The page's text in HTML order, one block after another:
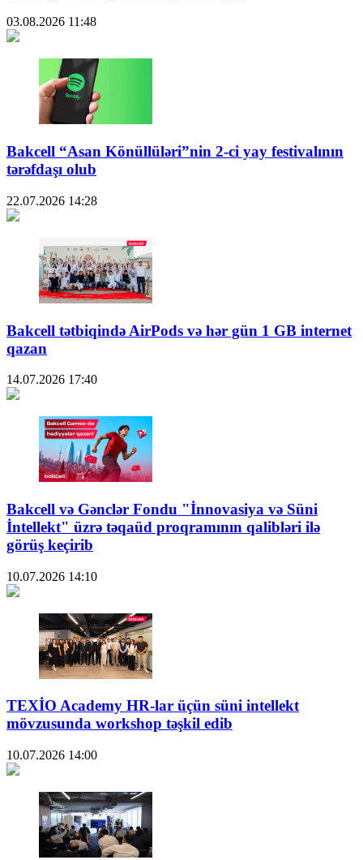
03.08.2026 11:48
Bakcell “Asan Könüllüləri”nin 2-ci yay festivalının
tərəfdaşı olub
22.07.2026 14:28
Bakcell tətbiqində AirPods və hər gün 1 GB internet
qazan
14.07.2026 17:40
Bakcell və Gənclər Fondu "İnnovasiya və Süni
İntellekt" üzrə təqaüd proqramının qalibləri ilə
görüş keçirib
10.07.2026 14:10
TEXİO Academy HR-lar üçün süni intellekt
mövzusunda workshop təşkil edib
10.07.2026 14:00